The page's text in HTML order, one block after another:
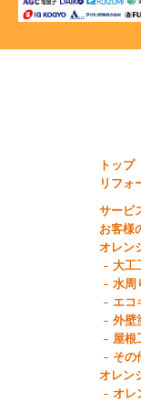
トップ
リフォ
サービ
お客様
オレン
大工
水周
エコ
外壁
屋根
その
オレン
オレ